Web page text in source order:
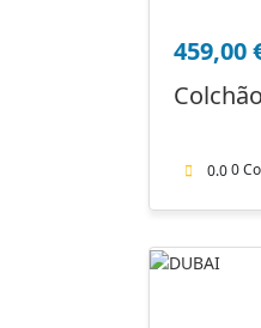
459,00
range:
459,00 €
through
0.00